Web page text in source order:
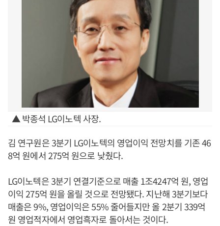
▲ 박종석 LG이노텍 사장.
김 연구원은 3분기 LG이노텍의 영업이익 전망치를 기존 46
8억 원에서 275억 원으로 낮췄다.
LG이노텍은 3분기 연결기준으로 매출 1조4247억 원, 영업
이익 275억 원을 올릴 것으로 전망됐다. 지난해 3분기보다
매출은 9%, 영업이익은 55% 줄어들지만 올 2분기 339억
원 영업적자에서 영업흑자로 돌아서는 것이다.